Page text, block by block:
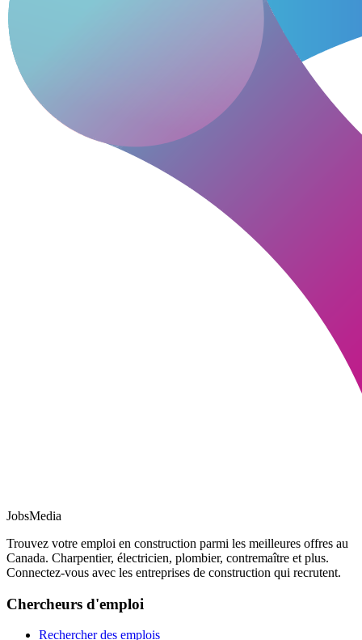
JobsMedia
Trouvez votre emploi en construction parmi les meilleures offres au
Canada. Charpentier, électricien, plombier, contremaître et plus.
Connectez-vous avec les entreprises de construction qui recrutent.
Chercheurs d'emploi
Rechercher des emplois